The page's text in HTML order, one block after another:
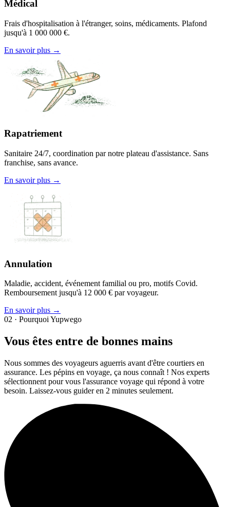
Médical
Frais d'hospitalisation à l'étranger, soins, médicaments. Plafond
jusqu'à 1 000 000 €.
En savoir plus →
Rapatriement
Sanitaire 24/7, coordination par notre plateau d'assistance. Sans
franchise, sans avance.
En savoir plus →
Annulation
Maladie, accident, événement familial ou pro, motifs Covid.
Remboursement jusqu'à 12 000 € par voyageur.
En savoir plus →
02 · Pourquoi Yupwego
Vous êtes entre de bonnes mains
Nous sommes des voyageurs aguerris avant d'être courtiers en
assurance. Les pépins en voyage, ça nous connaît ! Nos experts
sélectionnent pour vous l'assurance voyage qui répond à votre
besoin. Laissez-vous guider en 2 minutes seulement.